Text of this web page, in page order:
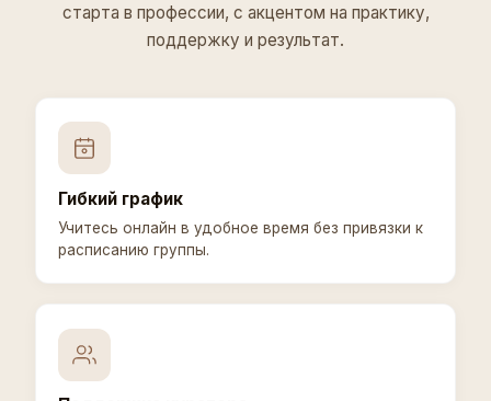
старта в профессии, с акцентом на практику,
поддержку и результат.
Гибкий график
Учитесь онлайн в удобное время без привязки к
расписанию группы.